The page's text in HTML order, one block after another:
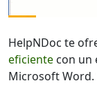
HelpNDoc te
eficiente con un
Microsoft Word.